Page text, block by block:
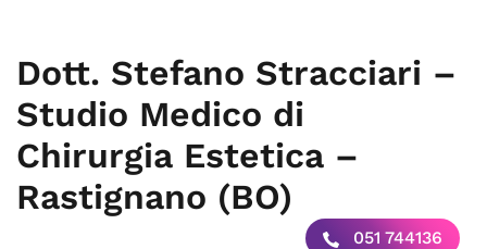
Dott. Stefano Stracciari –
Studio Medico di
Chirurgia Estetica –
Rastignano (BO)
051 744136